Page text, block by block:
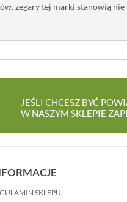
zegary tej marki stanowią
JEŚLI CHCESZ BYĆ
W NASZYM SKLEPIE
SKLEPU